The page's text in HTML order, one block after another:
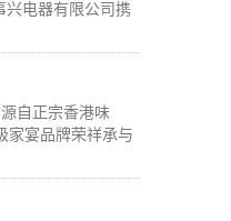
电器有限公司携
自正宗香港味
家宴品牌荣祥承与